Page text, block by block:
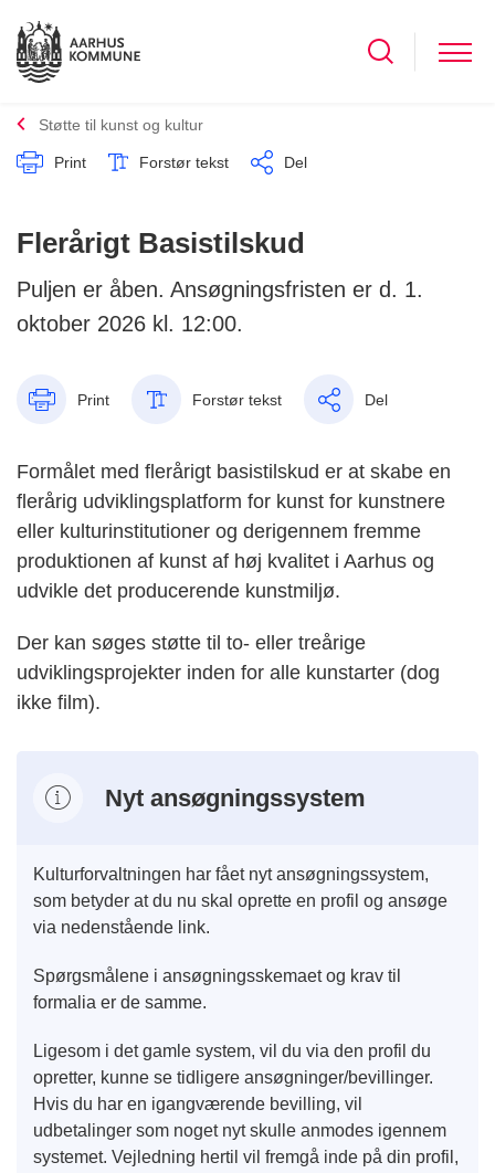
Støtte til kunst og kultur
Print Forstør tekst Del
Flerårigt Basistilskud
Puljen er åben. Ansøgningsfristen er d. 1.
oktober 2026 kl. 12:00.
Print Forstør tekst Del
Formålet med flerårigt basistilskud er at skabe en
flerårig udviklingsplatform for kunst for kunstnere
eller kulturinstitutioner og derigennem fremme
produktionen af kunst af høj kvalitet i Aarhus og
udvikle det producerende kunstmiljø.
Der kan søges støtte til to- eller treårige
udviklingsprojekter inden for alle kunstarter (dog
ikke film).
Nyt ansøgningssystem
Kulturforvaltningen har fået nyt ansøgningssystem,
som betyder at du nu skal oprette en profil og ansøge
via nedenstående link.
Spørgsmålene i ansøgningsskemaet og krav til
formalia er de samme.
Ligesom i det gamle system, vil du via den profil du
opretter, kunne se tidligere ansøgninger/bevillinger.
Hvis du har en igangværende bevilling, vil
udbetalinger som noget nyt skulle anmodes igennem
systemet. Vejledning hertil vil fremgå inde på din profil,